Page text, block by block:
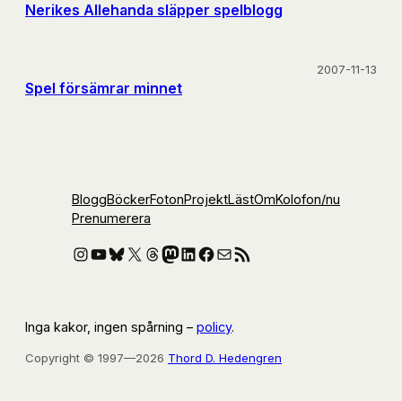
Nerikes Allehanda släpper spelblogg
Spel försämrar minnet
2007-11-13
BloggBöckerFotonProjektLästOmKolofon/nu
Prenumerera
Instagram
YouTube
Bluesky
X Threads
Mastodon
LinkedIn
Facebook
E-postRSS-flöde
Inga kakor, ingen spårning – policy.
Copyright © 1997—2026 Thord D. Hedengren